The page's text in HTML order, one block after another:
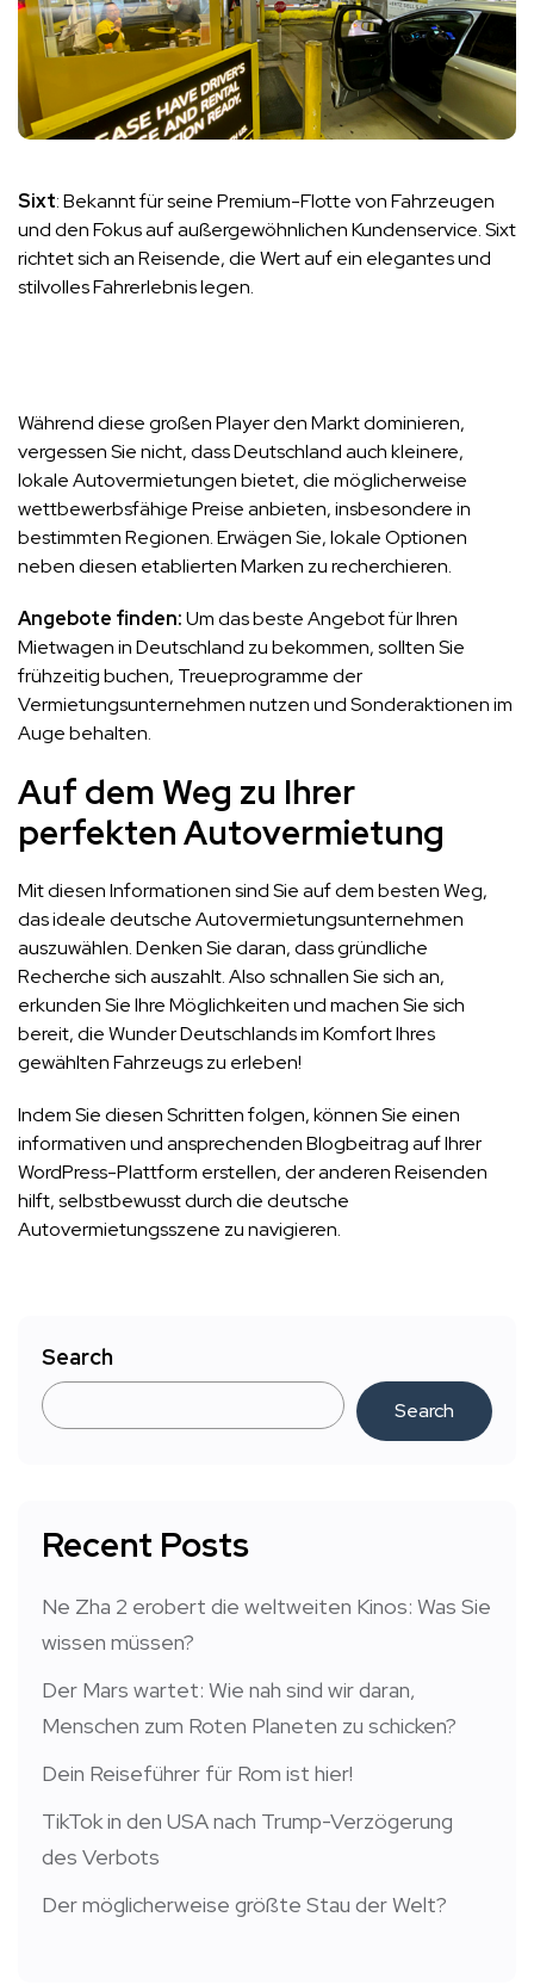
Sixt: Bekannt für seine Premium-Flotte von Fahrzeugen
und den Fokus auf außergewöhnlichen Kundenservice. Sixt
richtet sich an Reisende, die Wert auf ein elegantes und
stilvolles Fahrerlebnis legen.
Während diese großen Player den Markt dominieren,
vergessen Sie nicht, dass Deutschland auch kleinere,
lokale Autovermietungen bietet, die möglicherweise
wettbewerbsfähige Preise anbieten, insbesondere in
bestimmten Regionen. Erwägen Sie, lokale Optionen
neben diesen etablierten Marken zu recherchieren.
Angebote finden:Um das beste Angebot für Ihren
Mietwagen in Deutschland zu bekommen, sollten Sie
frühzeitig buchen, Treueprogramme der
Vermietungsunternehmen nutzen und Sonderaktionen im
Auge behalten.
Auf dem Weg zu Ihrer
perfekten Autovermietung
Mit diesen Informationen sind Sie auf dem besten Weg,
das ideale deutsche Autovermietungsunternehmen
auszuwählen. Denken Sie daran, dass gründliche
Recherche sich auszahlt. Also schnallen Sie sich an,
erkunden Sie Ihre Möglichkeiten und machen Sie sich
bereit, die Wunder Deutschlands im Komfort Ihres
gewählten Fahrzeugs zu erleben!
Indem Sie diesen Schritten folgen, können Sie einen
informativen und ansprechenden Blogbeitrag auf Ihrer
WordPress-Plattform erstellen, der anderen Reisenden
hilft, selbstbewusst durch die deutsche
Autovermietungsszene zu navigieren.
Search
Search
Recent Posts
Ne Zha 2 erobert die weltweiten Kinos: Was Sie
wissen müssen?
Der Mars wartet: Wie nah sind wir daran,
Menschen zum Roten Planeten zu schicken?
Dein Reiseführer für Rom ist hier!
TikTok in den USA nach Trump-Verzögerung
des Verbots
Der möglicherweise größte Stau der Welt?